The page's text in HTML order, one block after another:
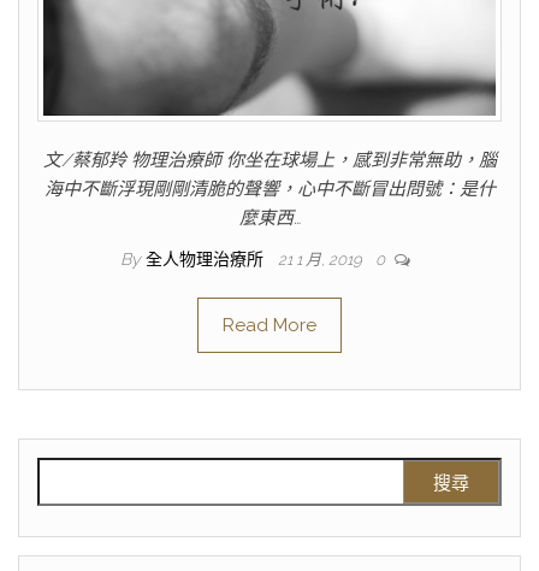
文/蔡郁羚 物理治療師 你坐在球場上，感到非常無助，腦
海中不斷浮現剛剛清脆的聲響，心中不斷冒出問號：是什
麼東西…
By 全人物理治療所 21 1 月, 2019 0
Read More